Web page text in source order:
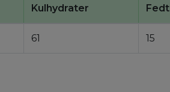
Kulhydrater Fedt
61 15